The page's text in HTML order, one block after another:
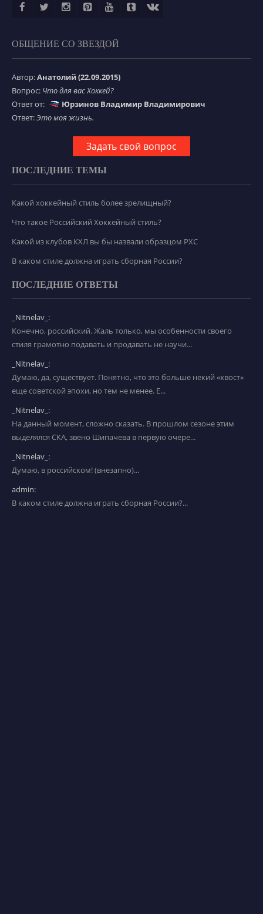
ОБЩЕНИЕ СО ЗВЕЗДОЙ
Автор:Анатолий (22.09.2015)
Вопрос: Что для вас Хоккей?
Ответ от:
Юрзинов Владимир Владимирович
Ответ:Это моя жизнь.
Задать свой вопрос
ПОСЛЕДНИЕ ТЕМЫ
Какой хоккейный стиль более зрелищный?
Что такое Российский Хоккейный стиль?
Какой из клубов КХЛ вы бы назвали образцом РХС
В каком стиле должна играть сборная России?
ПОСЛЕДНИЕ ОТВЕТЫ
_Nitnelav_:
Конечно, российский. Жаль только, мы особенности своего
стиля грамотно подавать и продавать не научи...
_Nitnelav_:
Думаю, да, существует. Понятно, что это больше некий «хвост»
еще советской эпохи, но тем не менее. Е...
_Nitnelav_:
На данный момент, сложно сказать. В прошлом сезоне этим
выделялся СКА, звено Шипачева в первую очере...
_Nitnelav_:
Думаю, в российском! (внезапно)...
admin:
В каком стиле должна играть сборная России?...